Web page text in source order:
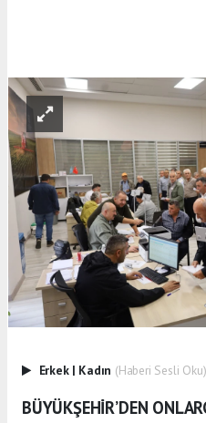
Erkek | Kadın (Haberi Sesli Oku)
BÜYÜKŞEHİR’DEN